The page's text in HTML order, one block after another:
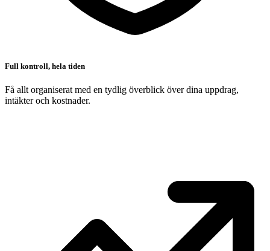
Full kontroll, hela tiden
Få allt organiserat med en tydlig överblick över dina uppdrag,
intäkter och kostnader.